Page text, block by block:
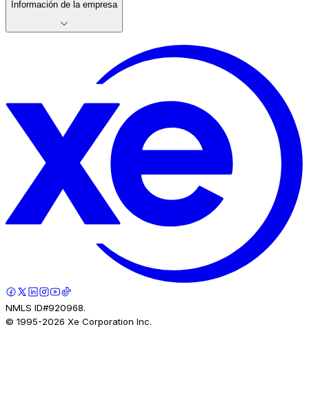
Información de la empresa
NMLS ID#920968.
© 1995-2026 Xe Corporation Inc.